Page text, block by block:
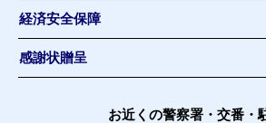
経済安全保障
感謝状贈呈
お近くの警察署・交番・